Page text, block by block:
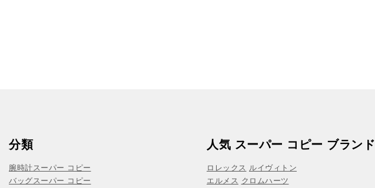
分類
腕時計スーパー コピー
バッグスーパー コピー
人気 スーパー コピー ブランド
ロレックス ルイヴィトン
エルメス クロムハーツ